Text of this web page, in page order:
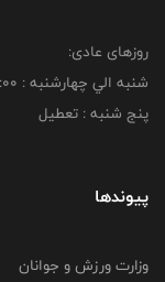
روزهای عادی:
شنبه الي چهارشنبه : 00: 8 لغايت 16:00
پنج شنبه : تعطیل
پیوندها
وزارت ورزش و جوانان